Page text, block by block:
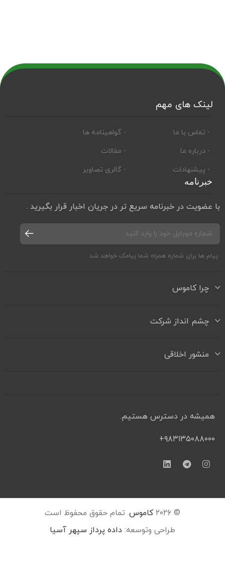
لینک های مهم
- تماس با ما
- درباره ما
- پیشنهادات
- گواهینامه ها
- مقالات
- گالری تصاویر
خبرنامه
با عضویت در خبرنامه سریع تر در جریان اخبار قرار بگیرید .
پیام ها برای شماره همراه شما پیامک خواهد شد
چرا کاموس
چشم انداز شرکت
منشور اخلاقی
همیشه در دسترس هستیم.
۹۸۳۱۳۵۰۸۸۰۰۰+
© ۲۰۲۶ کاموس. تمام حقوق محفوظ است
طراحی وتوسعه: داده پرداز سپهر آسیا